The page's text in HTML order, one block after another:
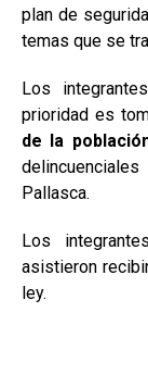
plan de
temas que se
Los
prioridad es
de la
Pallasca.
Los
asistieron
ley.